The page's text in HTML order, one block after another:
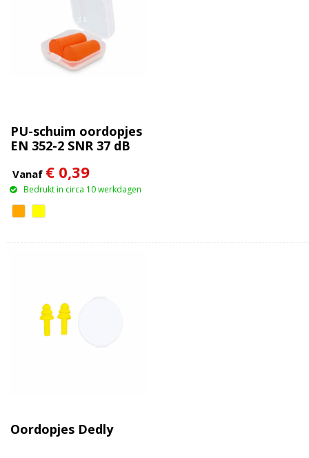
PU-schuim oordopjes
EN 352-2 SNR 37 dB
Vanaf € 0,39
Bedrukt in circa 10 werkdagen
Oordopjes Dedly